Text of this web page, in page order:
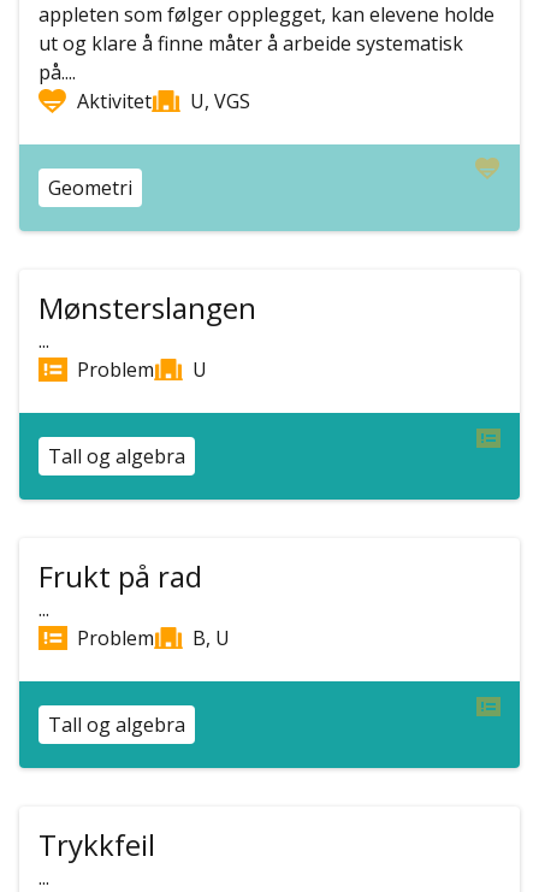
appleten som følger opplegget, kan elevene holde
ut og klare å finne måter å arbeide systematisk
på....
Aktivitet
U, VGS
Geometri
Mønsterslangen
...
Problem
U
Tall og algebra
Frukt på rad
...
Problem
B, U
Tall og algebra
Trykkfeil
...